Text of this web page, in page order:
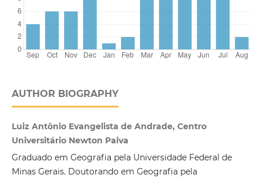
AUTHOR BIOGRAPHY
Luiz Antônio Evangelista de Andrade, Centro
Universitário Newton Paiva
Graduado em Geografia pela Universidade Federal de
Minas Gerais. Doutorando em Geografia pela